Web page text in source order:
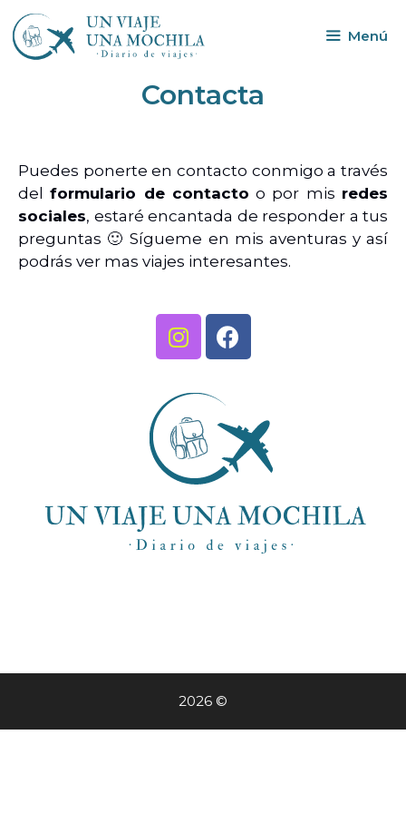
Menú
Contacta
Puedes ponerte en contacto conmigo a través
delformulario de contacto o por mis redes
sociales, estaré encantada de responder a tus
preguntas 🙂 Sígueme en mis aventuras y así
podrás ver mas viajes interesantes.
2026 ©